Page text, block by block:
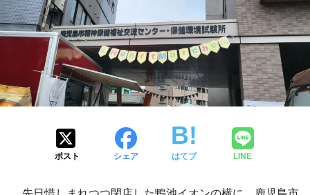
ポスト シェア はてブ LINE